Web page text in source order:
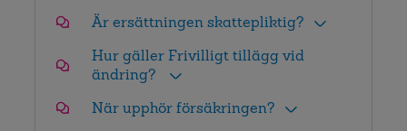
Är ersättningen skattepliktig?
Hur gäller Frivilligt tillägg vid
ändring?
När upphör försäkringen?